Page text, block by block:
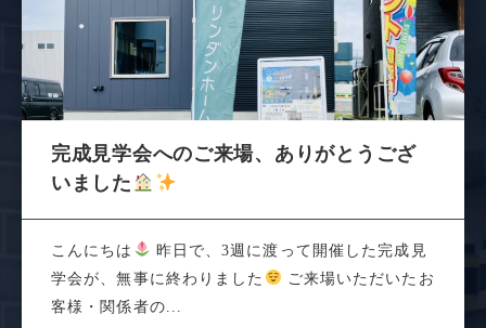
完成見学会へのご来場、ありがとうござ
いました
こんにちは
昨日で、3週に渡って開催した完成見
学会が、無事に終わりました
ご来場いただいたお
客様・関係者の...